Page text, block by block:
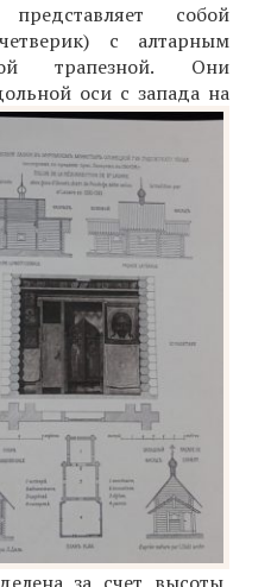
собой
с алтарным
трапезной. Они
оси с запада на